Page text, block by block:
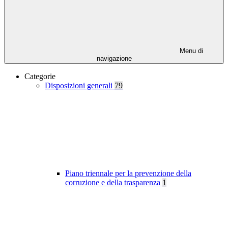
Menu di
navigazione
Categorie
Disposizioni generali 79
Piano triennale per la prevenzione della
corruzione e della trasparenza 1